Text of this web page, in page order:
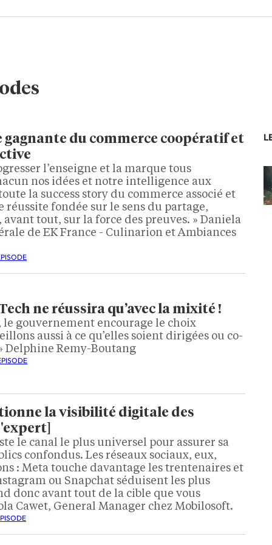
du commerce coopératif et
l’enseigne et la marque tous
nos idées et notre intelligence aux
la success story du commerce associé et
fondée sur le sens du partage,
tout, sur la force des preuves. » Daniela
de EK France - Culinarion et Ambiances
ne réussira qu’avec la mixité !
le gouvernement encourage le choix
aussi à ce qu’elles soient dirigées ou co-
Delphine Remy-Boutang
la visibilité digitale des
le canal le plus universel pour assurer sa
confondus. Les réseaux sociaux, eux,
: Meta touche davantage les trentenaires et
ou Snapchat séduisent les plus
donc avant tout de la cible que vous
Cawet, General Manager chez Mobilosoft.